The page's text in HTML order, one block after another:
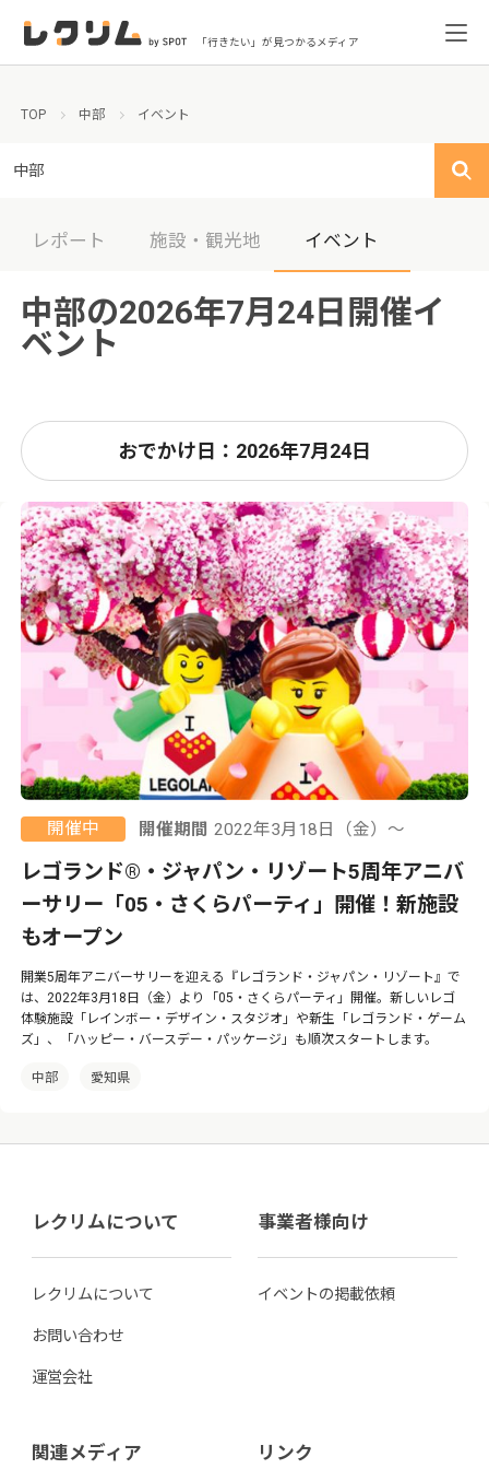
「行きたい」が見つかるメディア
TOP 中部 イベント
中部
レポート 施設・観光地 イベント
中部の2026年7月24日開催イ
ベント
おでかけ日：2026年7月24日
開催中 開催期間 2022年3月18日（金）〜
レゴランド®・ジャパン・リゾート5周年アニバ
ーサリー「05・さくらパーティ」開催！新施設
もオープン
開業5周年アニバーサリーを迎える『レゴランド・ジャパン・リゾート』で
は、2022年3月18日（金）より「05・さくらパーティ」開催。新しいレゴ
体験施設「レインボー・デザイン・スタジオ」や新生「レゴランド・ゲーム
ズ」、「ハッピー・バースデー・パッケージ」も順次スタートします。
中部 愛知県
レクリムについて
レクリムについて
お問い合わせ
運営会社
事業者様向け
イベントの掲載依頼
関連メディア リンク